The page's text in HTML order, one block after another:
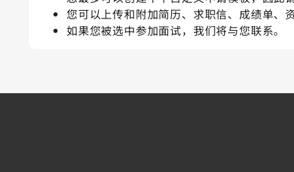
您可以上传和附加简历、求职信、成绩单、
如果您被选中参加面试，我们将与您联系。